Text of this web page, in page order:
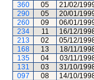
360
05 21/02/
290
05 20/01/
260
09 06/01/
234
11 16/12/
213
02 05/12/
168
13 18/11/
135
04 03/11/
131
03 31/10/
097
08 14/10/